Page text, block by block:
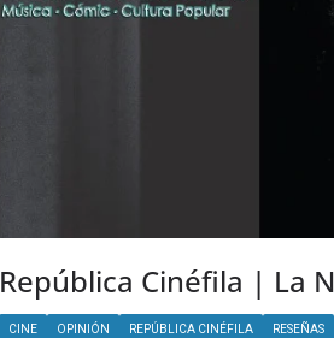
República Cinéfila | La
CINE OPINIÓN REPÚBLICA CINÉFILA RESEÑAS